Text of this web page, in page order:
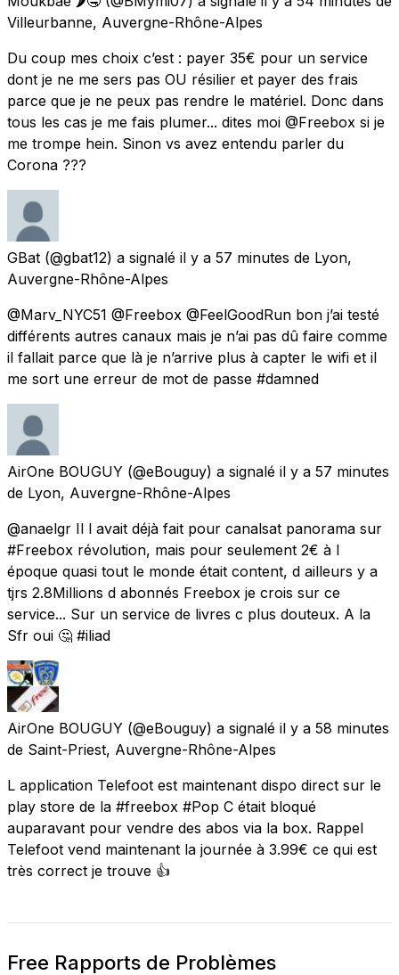
Villeurbanne, Auvergne-Rhône-Alpes
Du coup mes choix c’est : payer 35€ pour un service
dont je ne me sers pas OU résilier et payer des frais
parce que je ne peux pas rendre le matériel. Donc dans
tous les cas je me fais plumer... dites moi @Freebox si je
me trompe hein. Sinon vs avez entendu parler du
Corona ???
GBat (@gbat12) a signalé il y a 57 minutes de Lyon,
Auvergne-Rhône-Alpes
@Marv_NYC51 @Freebox @FeelGoodRun bon j’ai testé
différents autres canaux mais je n’ai pas dû faire comme
il fallait parce que là je n’arrive plus à capter le wifi et il
me sort une erreur de mot de passe #damned
AirOne BOUGUY (@eBouguy) a signalé il y a 57 minutes
de Lyon, Auvergne-Rhône-Alpes
@anaelgr Il l avait déjà fait pour canalsat panorama sur
#Freebox révolution, mais pour seulement 2€ à l
époque quasi tout le monde était content, d ailleurs y a
tjrs 2.8Millions d abonnés Freebox je crois sur ce
service... Sur un service de livres c plus douteux. A la
Sfr oui 🤔 #iliad
AirOne BOUGUY (@eBouguy) a signalé il y a 58 minutes
de Saint-Priest, Auvergne-Rhône-Alpes
L application Telefoot est maintenant dispo direct sur le
play store de la #freebox #Pop C était bloqué
auparavant pour vendre des abos via la box. Rappel
Telefoot vend maintenant la journée à 3.99€ ce qui est
très correct je trouve 👍
Free Rapports de Problèmes